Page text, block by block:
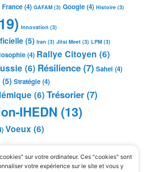
France (4) GAFAM (3) Google (4) Histoire (3)
Innovation (3)
(5) Iran (3) Jitsi Meet (3) LPM (3)
(4) Rallye Citoyen (6)
(6) Résilience(7) Sahel (4)
(5) Stratégie (4)
(6) Trésorier(7)
IHEDN (13)
Voeux (6)
sur votre ordinateur. Ces "cookies" sont
votre expérience sur le site et vous y